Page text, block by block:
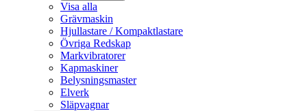
Visa alla
Grävmaskin
Hjullastare / Kompaktlastare
Övriga Redskap
Markvibratorer
Kapmaskiner
Belysningsmaster
Elverk
Släpvagnar